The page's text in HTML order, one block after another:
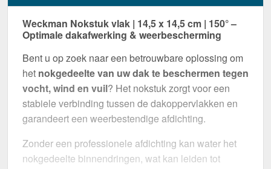
Weckman Nokstuk vlak | 14,5 x 14,5 cm | 150° –
Optimale dakafwerking & weerbescherming
Bent u op zoek naar een betrouwbare oplossing om
het nokgedeelte van uw dak te beschermen tegen
vocht, wind en vuil? Het nokstuk zorgt voor een
stabiele verbinding tussen de dakoppervlakken en
garandeert een weerbestendige afdichting.
Zonder een professionele afdichting kan water het
nokgedeelte binnendringen, wat kan leiden tot